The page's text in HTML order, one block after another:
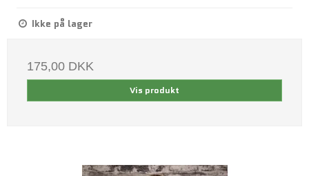
Ikke på lager
175,00 DKK
Vis produkt